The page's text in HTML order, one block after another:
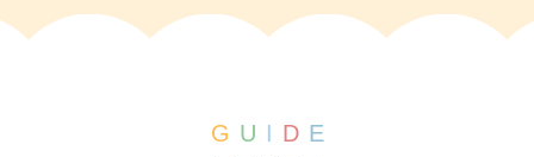
G U I D E